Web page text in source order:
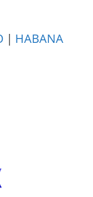
| HABANA